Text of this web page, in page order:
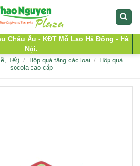
Châu Âu - KĐT Mỗ Lao Hà Đông - Hà
Nội.
Tết) / Hộp quà tặng các loại /
Hộp quà
socola cao cấp